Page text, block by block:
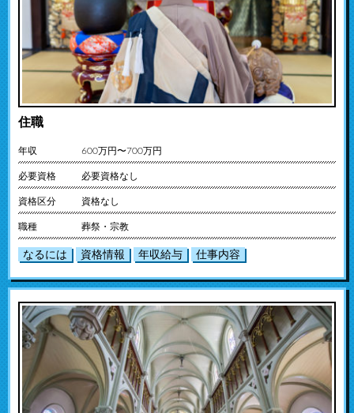
住職
年収 600万円〜700万円
必要資格 必要資格なし
資格区分 資格なし
職種 葬祭・宗教
なるには 資格情報 年収給与 仕事内容